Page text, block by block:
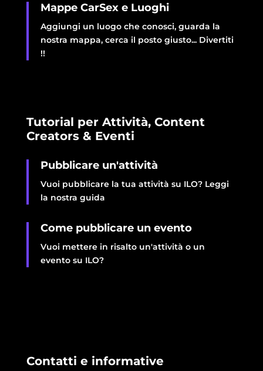
Mappe CarSex e Luoghi
Aggiungi un luogo che conosci, guarda la
nostra mappa, cerca il posto giusto... Divertiti
!!
Tutorial per Attività, Content
Creators & Eventi
Pubblicare un'attività
Vuoi pubblicare la tua attività su ILO? Leggi
la nostra guida
Come pubblicare un evento
Vuoi mettere in risalto un'attività o un
evento su ILO?
Contatti e informative